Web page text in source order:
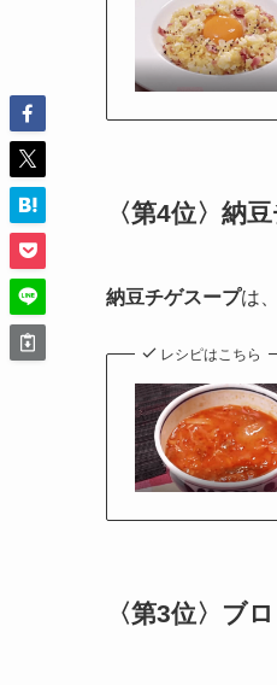
〈第4位〉 納
納豆チゲスープは
レシピはこちら
〈第3位〉 ブ